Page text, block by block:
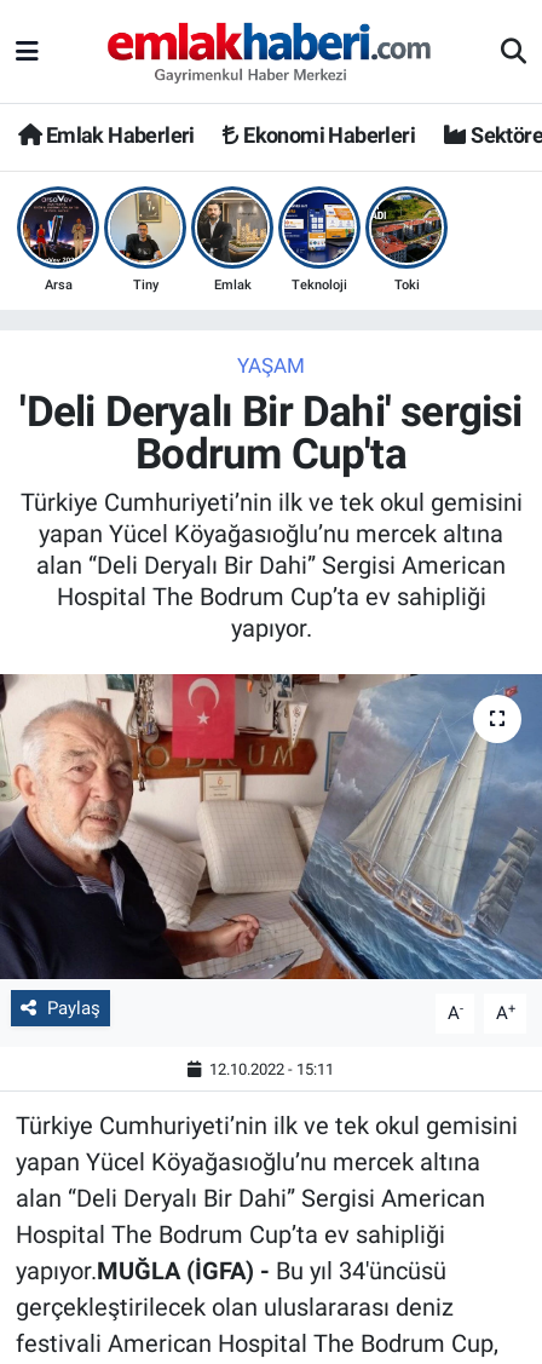
Emlak Haberleri Ekonomi Haberleri
Arsa Tiny Emlak Teknoloji Toki
YAŞAM
'Deli Deryalı Bir Dahi' sergisi
Bodrum Cup'ta
Türkiye Cumhuriyeti’nin ilk ve tek okul gemisini
yapan Yücel Köyağasıoğlu’nu mercek altına
alan “Deli Deryalı Bir Dahi” Sergisi American
Hospital The Bodrum Cup’ta ev sahipliği
yapıyor.
Paylaş A- A+
12.10.2022 - 15:11
Türkiye Cumhuriyeti’nin ilk ve tek okul gemisini
yapan Yücel Köyağasıoğlu’nu mercek altına
alan “Deli Deryalı Bir Dahi” Sergisi American
Hospital The Bodrum Cup’ta ev sahipliği
yapıyor.MUĞLA (İGFA) - Bu yıl 34'üncüsü
gerçekleştirilecek olan uluslararası deniz
festivali American Hospital The Bodrum Cup,